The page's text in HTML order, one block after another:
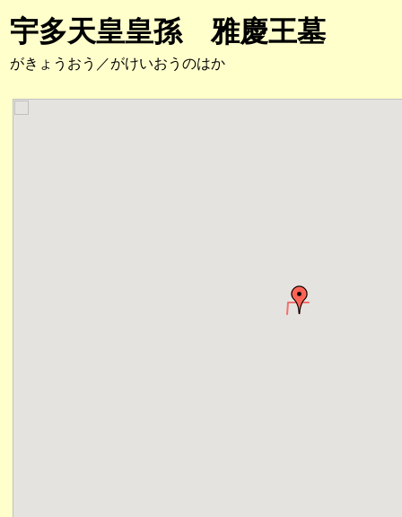
宇多天皇皇孫 雅慶王墓
がきょうおう／がけいおうのはか